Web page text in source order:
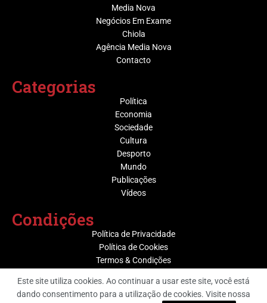
Media Nova
Negócios Em Exame
Chiola
Agência Media Nova
Contacto
Categorias
Política
Economia
Sociedade
Cultura
Desporto
Mundo
Publicações
Vídeos
Condições
Política de Privacidade
Política de Cookies
Termos & Condições
Este site utiliza cookies. Ao continuar a usar este site, você está
dando consentimento para a utilização de cookies. Visite nossa